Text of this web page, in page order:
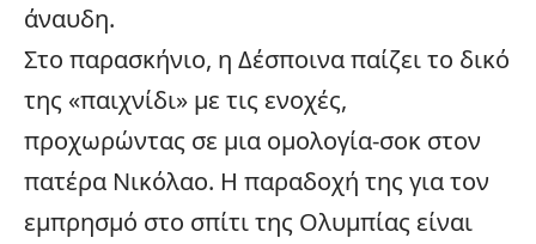
άναυδη.
Στο παρασκήνιο, η Δέσποινα παίζει το δικό
της «παιχνίδι» με τις ενοχές,
προχωρώντας σε μια ομολογία-σοκ στον
πατέρα Νικόλαο. Η παραδοχή της για τον
εμπρησμό στο σπίτι της Ολυμπίας είναι